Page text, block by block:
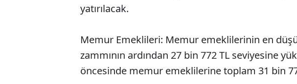
yatırılacak.
Memur Emeklileri: Memur emeklilerinin en
zammının ardından 27 bin 772 TL seviyesine
öncesinde memur emeklilerine toplam 31 bin